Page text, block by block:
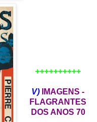
++++++++++
V)
IMAGENS -
FLAGRANTES
DOS ANOS 70